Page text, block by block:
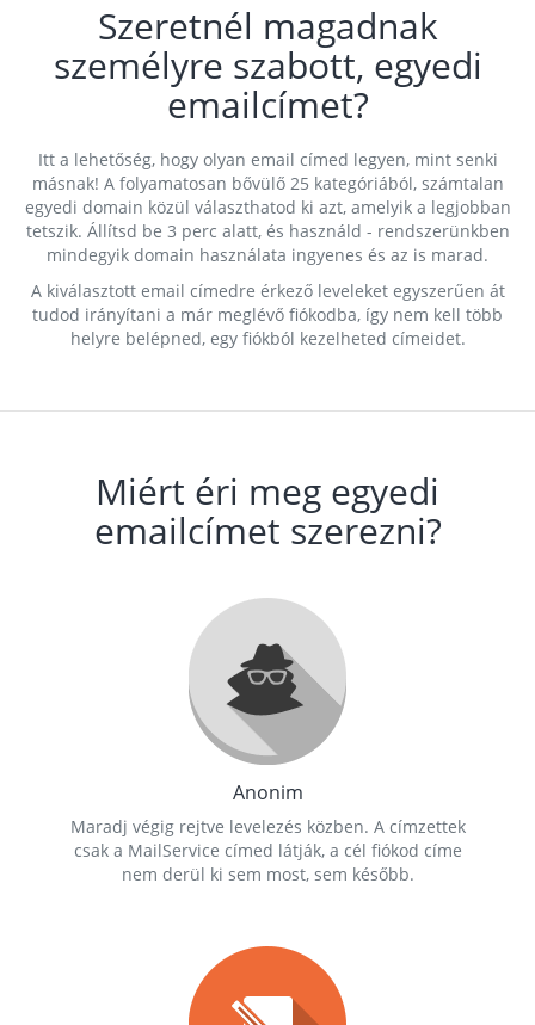
Szeretnél magadnak
személyre szabott, egyedi
emailcímet?
Itt a lehetőség, hogy olyan email címed legyen, mint senki
másnak! A folyamatosan bővülő 25 kategóriából, számtalan
egyedi domain közül választhatod ki azt, amelyik a legjobban
tetszik. Állítsd be 3 perc alatt, és használd - rendszerünkben
mindegyik domain használata ingyenes és az is marad.
A kiválasztott email címedre érkező leveleket egyszerűen át
tudod irányítani a már meglévő fiókodba, így nem kell több
helyre belépned, egy fiókból kezelheted címeidet.
Miért éri meg egyedi
emailcímet szerezni?
Anonim
Maradj végig rejtve levelezés közben. A címzettek
csak a MailService címed látják, a cél fiókod címe
nem derül ki sem most, sem később.